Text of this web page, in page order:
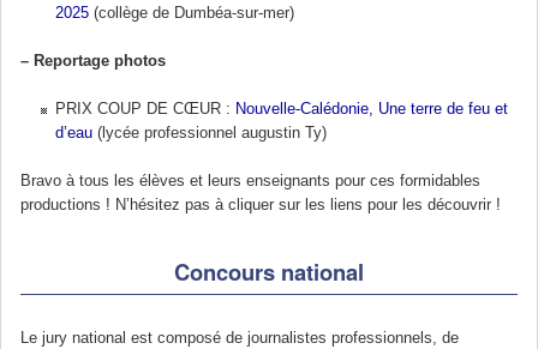
2025(collège de Dumbéa-sur-mer)
– Reportage photos
PRIX COUP DE CŒUR : Nouvelle-Calédonie, Une terre de feu et
d’eau(lycée professionnel augustin Ty)
Bravo à tous les élèves et leurs enseignants pour ces formidables
productions ! N’hésitez pas à cliquer sur les liens pour les découvrir !
Concours national
Le jury national est composé de journalistes professionnels, de